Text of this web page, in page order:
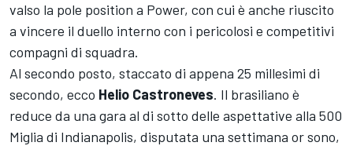
valso la pole position a Power, con cui è anche riuscito
a vincere il duello interno con i pericolosi e competitivi
compagni di squadra.
Al secondo posto, staccato di appena 25 millesimi di
secondo, ecco Helio Castroneves. Il brasiliano è
reduce da una gara al di sotto delle aspettative alla 500
Miglia di Indianapolis, disputata una settimana or sono,